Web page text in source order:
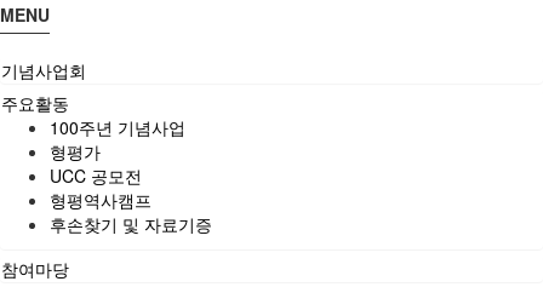
MENU
기념사업회
주요활동
100주년 기념사업
형평가
UCC 공모전
형평역사캠프
후손찾기 및 자료기증
참여마당